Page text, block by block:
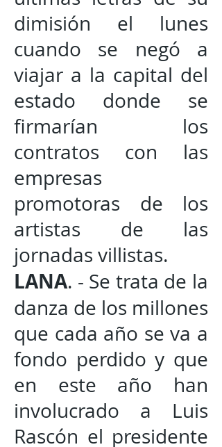
dimisión el lunes
cuando se negó a
viajar a la capital del
estado donde se
firmarían los
contratos con las
empresas
promotoras de los
artistas de las
jornadas villistas.
LANA. - Se trata de la
danza de los millones
que cada año se va a
fondo perdido y que
en este año han
involucrado a Luis
Rascón el presidente